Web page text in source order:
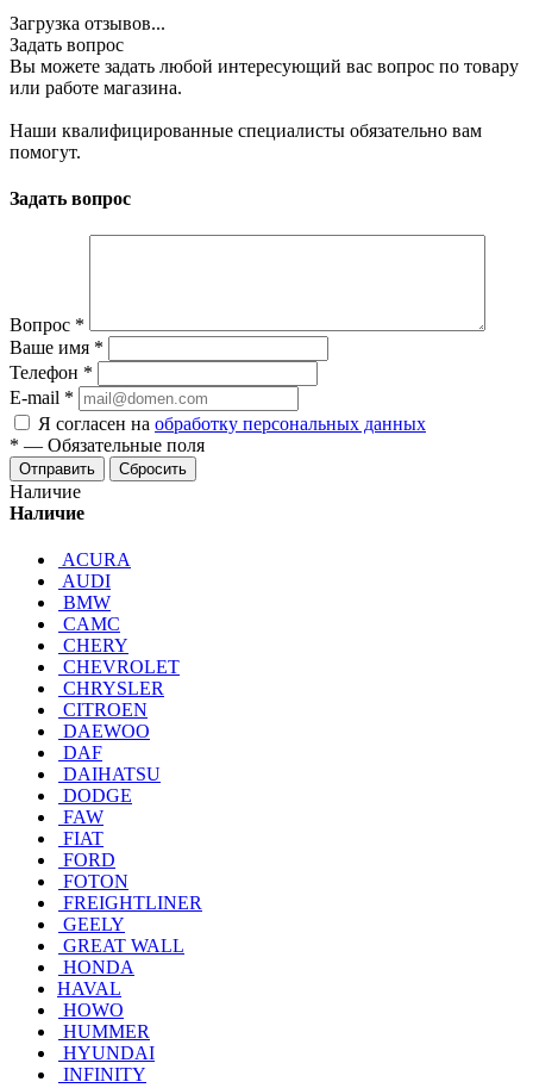
Загрузка отзывов...
Задать вопрос
Вы можете задать любой интересующий вас вопрос по товару
или работе магазина.
Наши квалифицированные специалисты обязательно вам
помогут.
Задать вопрос
Вопрос *
Ваше имя *
Телефон *
E-mail *
Я согласен на обработку персональных данных
* — Обязательные поля
Отправить Сбросить
Наличие
Наличие
ACURA
AUDI
BMW
CAMC
CHERY
CHEVROLET
CHRYSLER
CITROEN
DAEWOO
DAF
DAIHATSU
DODGE
FAW
FIAT
FORD
FOTON
FREIGHTLINER
GEELY
GREAT WALL
HONDA
HAVAL
HOWO
HUMMER
HYUNDAI
INFINITY